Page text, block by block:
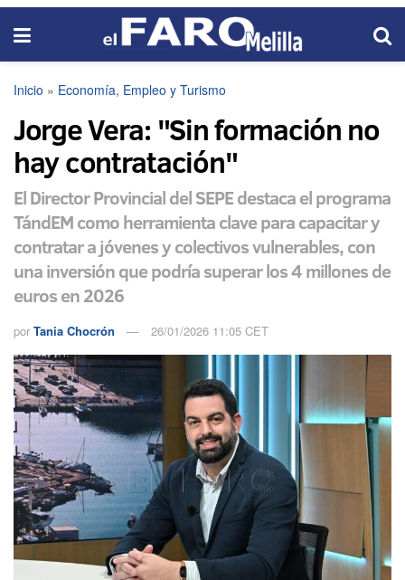
Inicio » Economía, Empleo y Turismo
Jorge Vera: "Sin formación no
hay contratación"
El Director Provincial del SEPE destaca el programa
TándEM como herramienta clave para capacitar y
contratar a jóvenes y colectivos vulnerables, con
una inversión que podría superar los 4 millones de
euros en 2026
por Tania Chocrón 26/01/2026 11:05 CET